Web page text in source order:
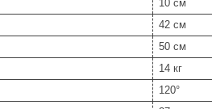
10 см
42 см
50 см
14 кг
120°